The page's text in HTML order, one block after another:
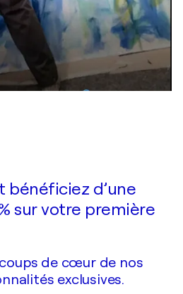
bénéficiez d’une
sur votre première
de cœur de nos
exclusives.